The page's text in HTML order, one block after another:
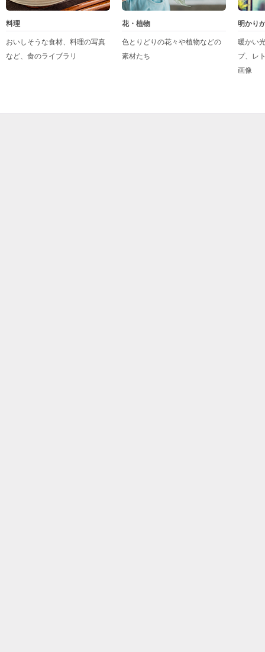
料理
おいしそうな食材、料理の写真
など、食のライブラリ
花・植物
色とりどりの花々や植物などの
素材たち
明かり
暖かい
プ、レ
画像